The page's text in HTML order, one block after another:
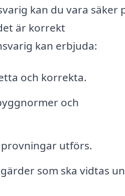
kan du vara säker
är korrekt
kan erbjuda:
och korrekta.
och
utförs.
som ska vidtas